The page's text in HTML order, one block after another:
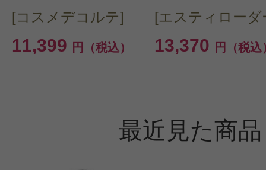
[コスメデコルテ]
11,399 円（税込）
[エスティローダ
13,370 円（税込
最近見た商品